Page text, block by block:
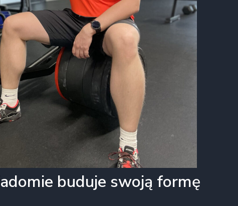
buduje swoją formę